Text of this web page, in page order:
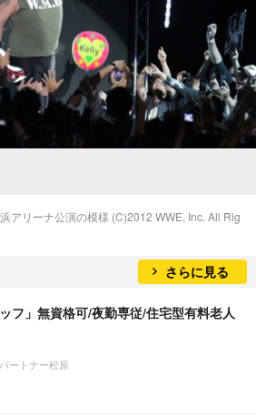
アリーナ公演の模様 (C)2012 WWE, Inc. All Rig
さらに見る
フ」無資格可/夜勤専従/住宅型有料老人
ートナー松原